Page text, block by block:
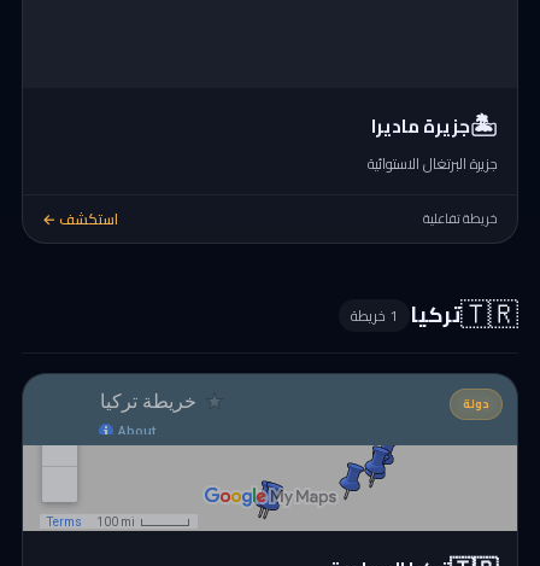
🏝️جزيرة ماديرا
جزيرة البرتغال الاستوائية
خريطة تفاعلية استكشف ←
🇹🇷تركيا 1 خريطة
دولة